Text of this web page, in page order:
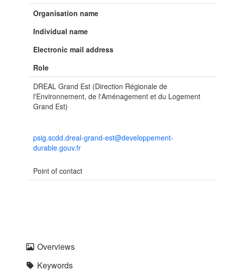
Organisation name
Individual name
Electronic mail address
Role
DREAL Grand Est (Direction Régionale de
l'Environnement, de l'Aménagement et du Logement
Grand Est)
psig.scdd.dreal-grand-est@developpement-
durable.gouv.fr
Point of contact
Overviews
Keywords